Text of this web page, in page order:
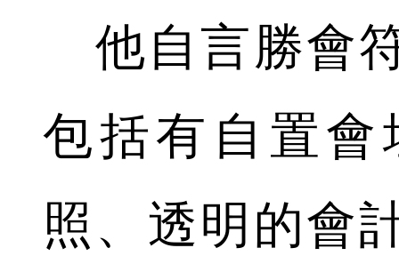
他自言勝會
包括有自置會
照、透明的會